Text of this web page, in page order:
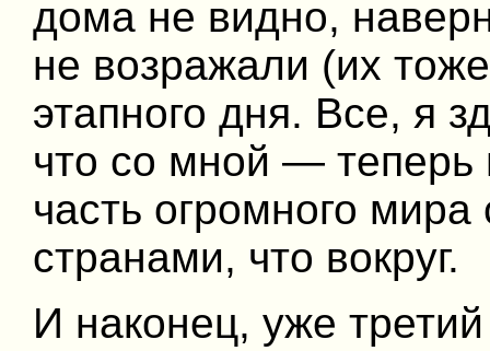
дома не видно,
не возражали (их
этапного дня. Все, я
что со мной —
часть огромного
странами, что вокруг.
И наконец, уже